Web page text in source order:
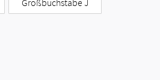
Großbuchstabe J